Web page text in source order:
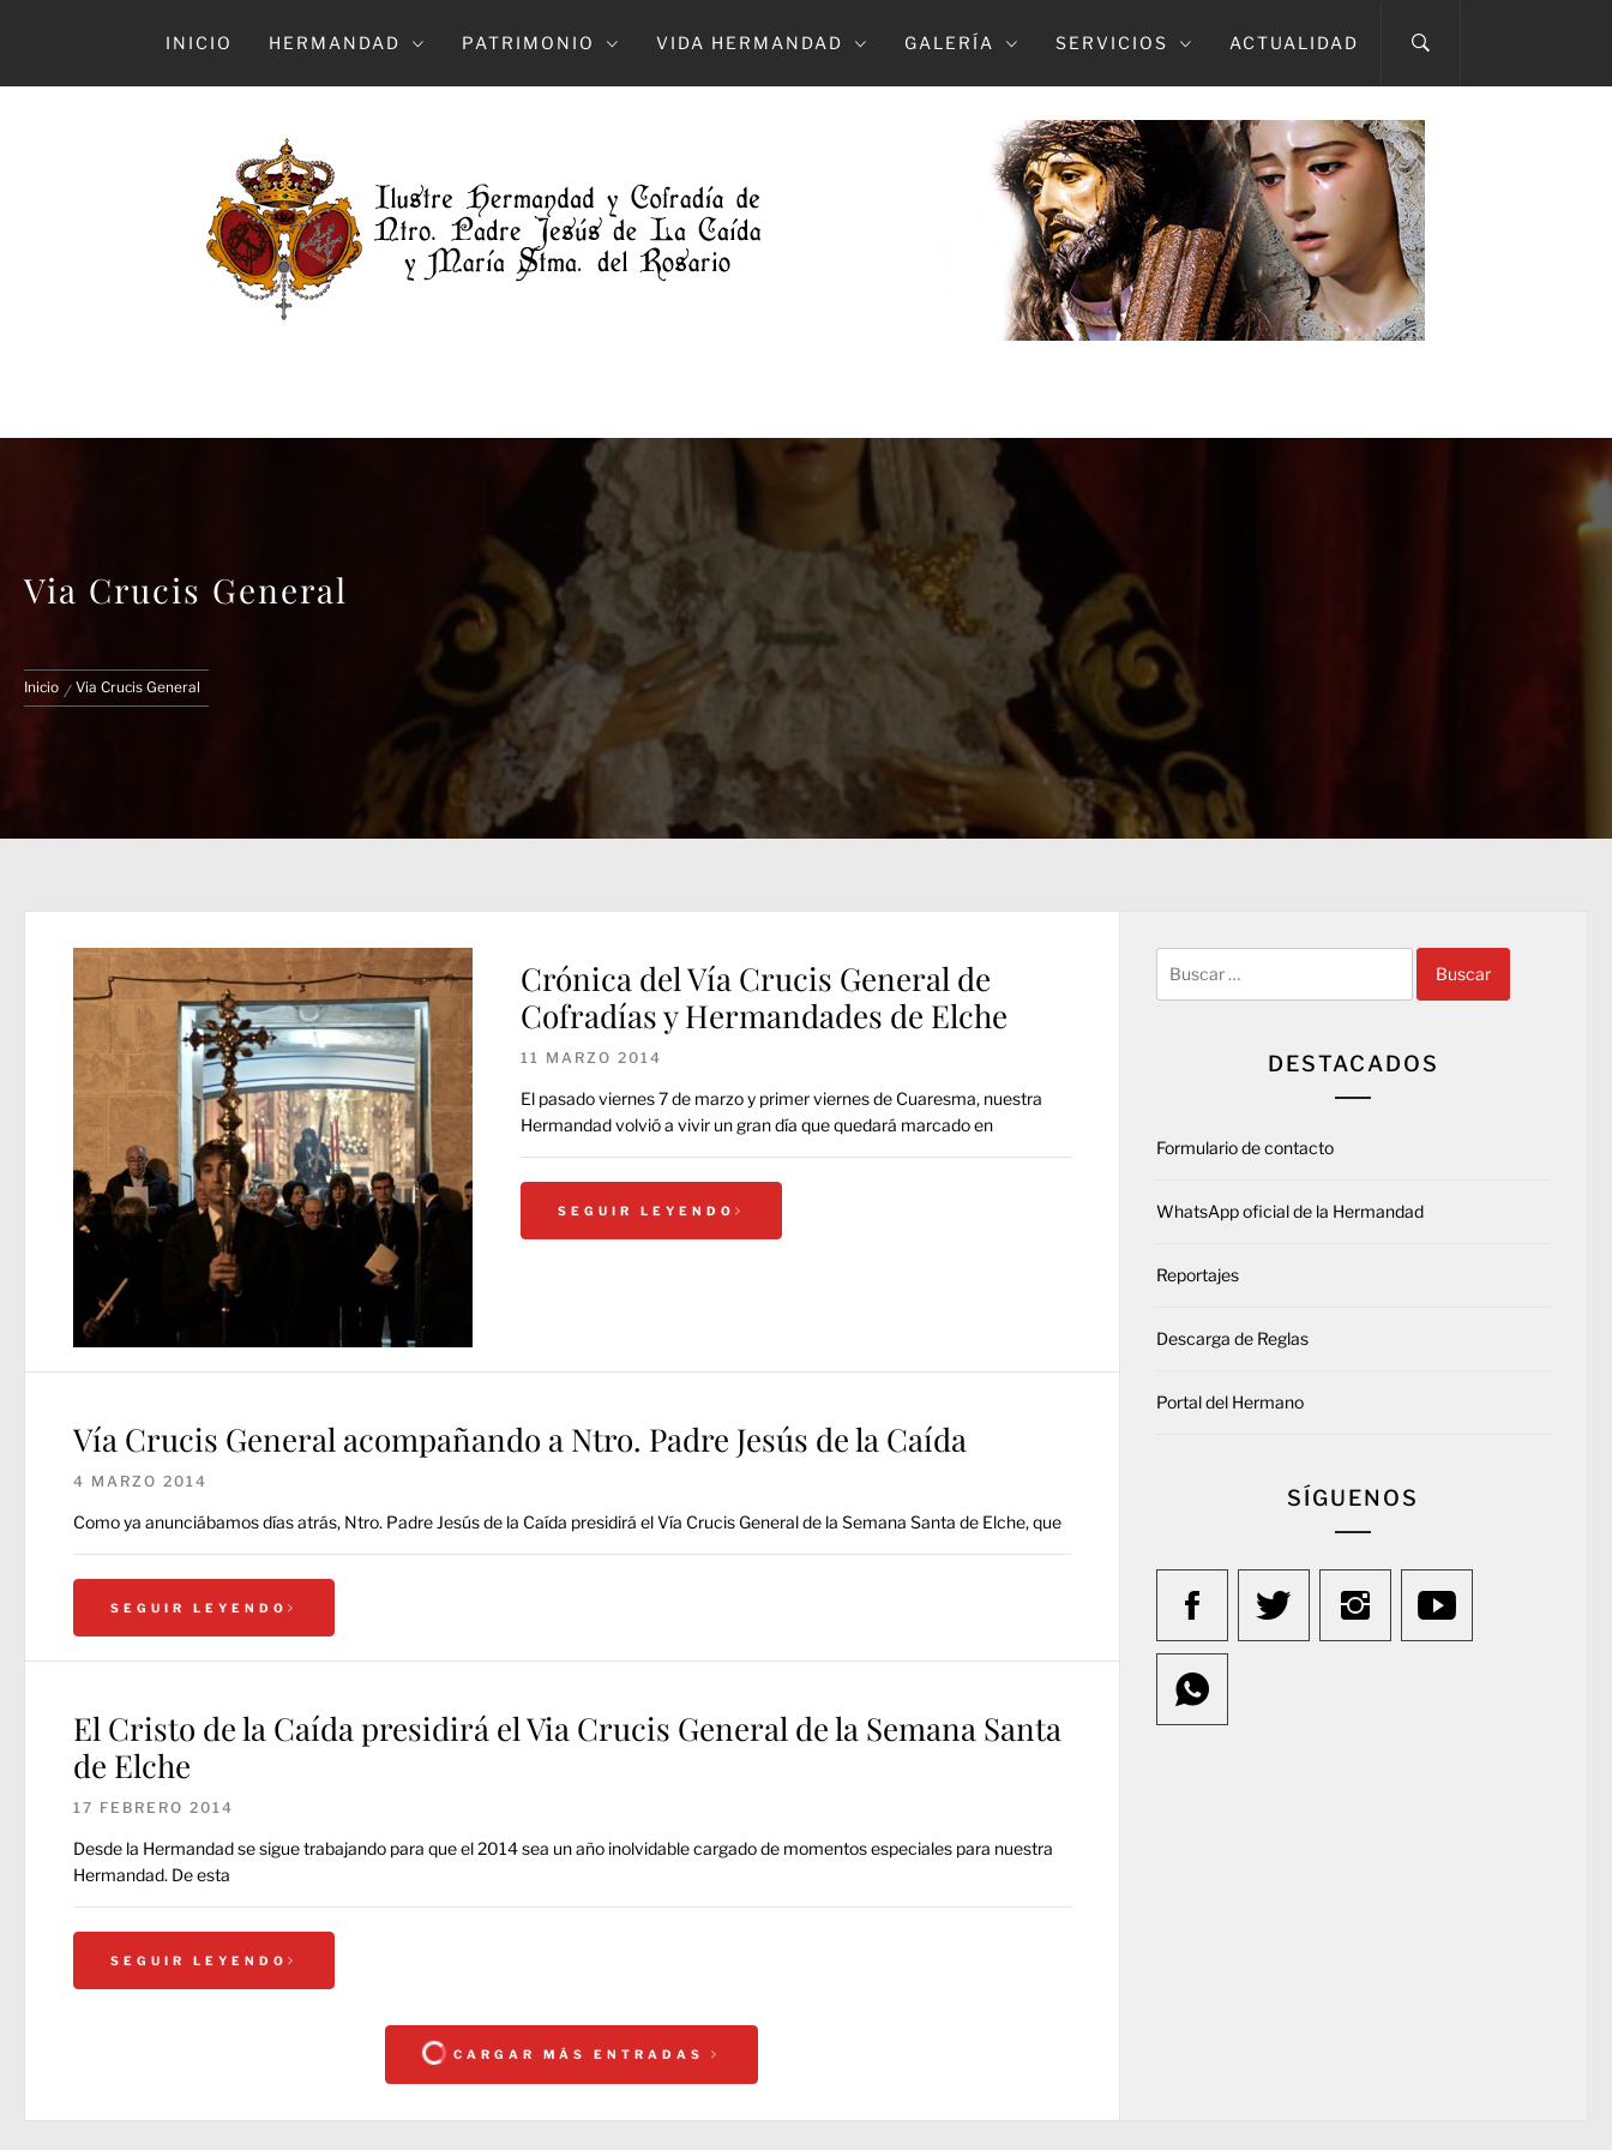
INICIO HERMANDAD PATRIMONIO VIDA HERMANDAD GALERÍA SERVICIOS ACTUALIDAD
HERMANDAD DE LA CAÍDA
Via Crucis General
Inicio Via Crucis General
Crónica del Vía Crucis General de
Cofradías y Hermandades de Elche
11 MARZO 2014
El pasado viernes 7 de marzo y primer viernes de Cuaresma, nuestra
Hermandad volvió a vivir un gran día que quedará marcado en
SEGUIR LEYENDO
Vía Crucis General acompañando a Ntro. Padre Jesús de la Caída
4 MARZO 2014
Como ya anunciábamos días atrás, Ntro. Padre Jesús de la Caída presidirá el Vía Crucis General de la Semana Santa de Elche, que
SEGUIR LEYENDO
El Cristo de la Caída presidirá el Via Crucis General de la Semana Santa
de Elche
17 FEBRERO 2014
Desde la Hermandad se sigue trabajando para que el 2014 sea un año inolvidable cargado de momentos especiales para nuestra
Hermandad. De esta
SEGUIR LEYENDO
CARGAR MÁS ENTRADAS
DESTACADOS
Formulario de contacto
WhatsApp oficial de la Hermandad
Reportajes
Descarga de Reglas
Portal del Hermano
SÍGUENOS